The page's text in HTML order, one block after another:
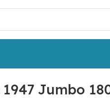
Jumbo